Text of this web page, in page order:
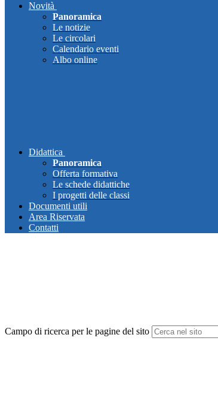
Novità
Panoramica
Le notizie
Le circolari
Calendario eventi
Albo online
Didattica
Panoramica
Offerta formativa
Le schede didattiche
I progetti delle classi
Documenti utili
Area Riservata
Contatti
Campo di ricerca per le pagine del sito